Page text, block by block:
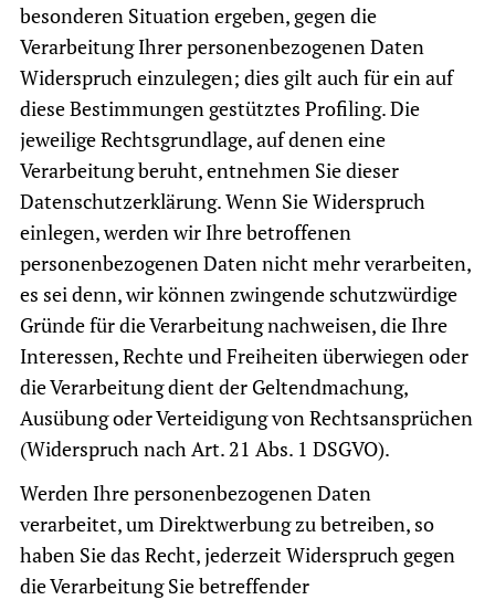
besonderen Situation ergeben, gegen die
Verarbeitung Ihrer personenbezogenen Daten
Widerspruch einzulegen; dies gilt auch für ein auf
diese Bestimmungen gestütztes Profiling. Die
jeweilige Rechtsgrundlage, auf denen eine
Verarbeitung beruht, entnehmen Sie dieser
Datenschutzerklärung. Wenn Sie Widerspruch
einlegen, werden wir Ihre betroffenen
personenbezogenen Daten nicht mehr verarbeiten,
es sei denn, wir können zwingende schutzwürdige
Gründe für die Verarbeitung nachweisen, die Ihre
Interessen, Rechte und Freiheiten überwiegen oder
die Verarbeitung dient der Geltendmachung,
Ausübung oder Verteidigung von Rechtsansprüchen
(Widerspruch nach Art. 21 Abs. 1 DSGVO).
Werden Ihre personenbezogenen Daten
verarbeitet, um Direktwerbung zu betreiben, so
haben Sie das Recht, jederzeit Widerspruch gegen
die Verarbeitung Sie betreffender